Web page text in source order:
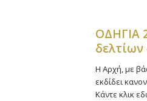
ΟΔΗΓΙΑ
δελτίων
Η Αρχή, με
εκδίδει
Κάντε κλικ